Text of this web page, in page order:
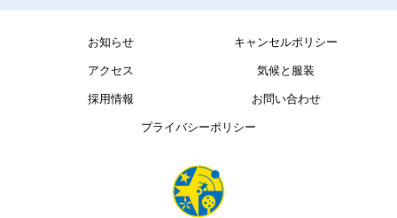
お知らせ キャンセルポリシー
アクセス 気候と服装
採用情報 お問い合わせ
プライバシーポリシー